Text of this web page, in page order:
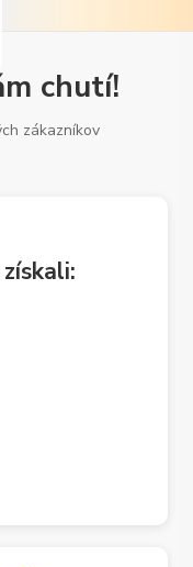
chutí!
zákazníkov